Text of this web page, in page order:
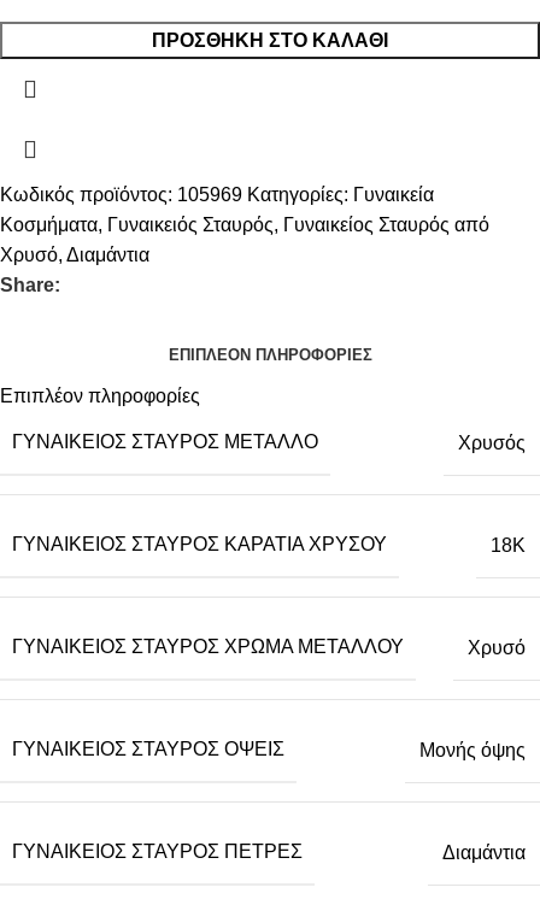
ΠΡΟΣΘΉΚΗ ΣΤΟ ΚΑΛΆΘΙ
Κωδικός προϊόντος: 105969 Κατηγορίες: Γυναικεία
Κοσμήματα, Γυναικειός Σταυρός, Γυναικείος Σταυρός από
Χρυσό, Διαμάντια
Share:
ΕΠΙΠΛΈΟΝ ΠΛΗΡΟΦΟΡΊΕΣ
Επιπλέον πληροφορίες
ΓΥΝΑΙΚΕΊΟΣ ΣΤΑΥΡΌΣ ΜΈΤΑΛΛΟ Χρυσός
ΓΥΝΑΙΚΕΊΟΣ ΣΤΑΥΡΌΣ ΚΑΡΆΤΙΑ ΧΡΥΣΟΎ 18Κ
ΓΥΝΑΙΚΕΊΟΣ ΣΤΑΥΡΌΣ ΧΡΏΜΑ ΜΕΤΆΛΛΟΥ Χρυσό
ΓΥΝΑΙΚΕΊΟΣ ΣΤΑΥΡΌΣ ΌΨΕΙΣ Μονής όψης
ΓΥΝΑΙΚΕΊΟΣ ΣΤΑΥΡΌΣ ΠΈΤΡΕΣ Διαμάντια